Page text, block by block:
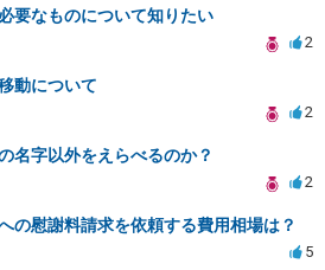
要なものについて知りたい
2
動について
2
名字以外をえらべるのか？
2
の慰謝料請求を依頼する費用相場は？
5